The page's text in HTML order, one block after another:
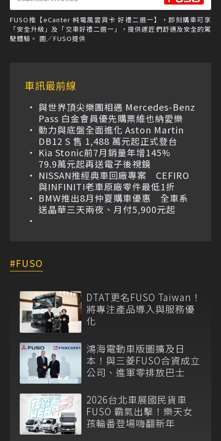
FUSO推【eCanter 純電風雲貨卡 好禮二選一】，即刻購車可享
「安全升級」及「交車好禮二選一」，提供運匠們舒適及安全的駕
駛體驗。 圖／FUSO提供
車訊最前線
與世界頂尖樂團相遇 Mercedes-Benz
Pass 白金會員優先購票維也納愛樂
動力與底盤全面進化 Aston Martin
DB12 S 售 1,488 萬元起正式登台
Kia Stonic前7月銷量年增145%
79.9萬元起再送電子後視鏡
NISSAN推經典車回廠專案 CEFIRO
與INFINITI老車原廠零件最低1折
BMW推出8月仲夏購車優惠 全車系
送晶華三天兩夜、月付5,900元起
FUSO
DTAT更名FUSO Taiwan！
將專注產品導入與服務優
化
鴻海電動車版圖擴及日
本！與三菱FUSO合資成立
公司、進軍零排放巴士
2026台北車展國民貨車
FUSO 霸氣出擊！樂天女
孩輪番登場嗨翻新年